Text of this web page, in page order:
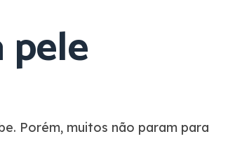
Porém, muitos não param para